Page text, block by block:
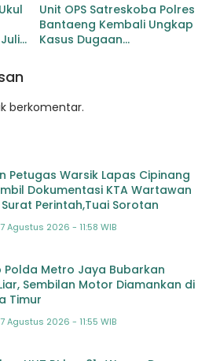
Unit OPS Satreskoba Polres
Bantaeng Kembali Ungkap
Kasus Dugaan
berkomentar.
Petugas Warsik Lapas Cipinang
Dokumentasi KTA Wartawan
Perintah,Tuai Sorotan
7 Agustus 2026 - 11:58 WIB
Polda Metro Jaya Bubarkan
Sembilan Motor Diamankan di
Timur
7 Agustus 2026 - 11:55 WIB